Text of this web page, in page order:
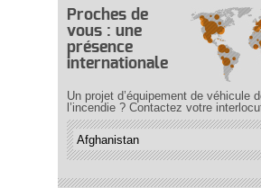
Proches de
vous : une
présence
internationale
Un projet d’équipement de véhicule
l’incendie ? Contactez votre